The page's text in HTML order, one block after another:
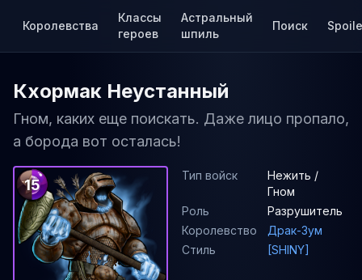
Королевства
Классы
героев
Астральный
шпиль
Поиск
Кхормак Неустанный
Гном, каких еще поискать. Даже лицо пропало,
а борода вот осталась!
15
Тип войск
Нежить /
Гном
Роль
Разрушитель
Королевство
Драк-Зум
Стиль
[SHINY]